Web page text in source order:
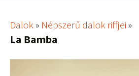
Dalok » Népszerű dalok riffjei »
La Bamba